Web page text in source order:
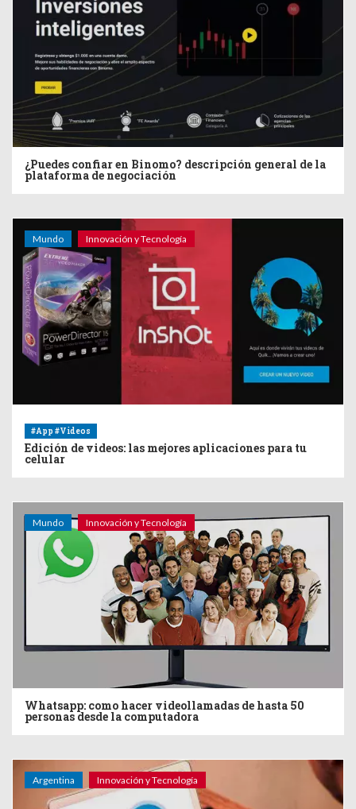
¿Puedes confiar en Binomo? descripción general de la
plataforma de negociación
Mundo Innovación y Tecnología
#App #Videos
Edición de videos: las mejores aplicaciones para tu
celular
Mundo Innovación y Tecnología
Whatsapp: como hacer videollamadas de hasta 50
personas desde la computadora
Argentina Innovación y Tecnología